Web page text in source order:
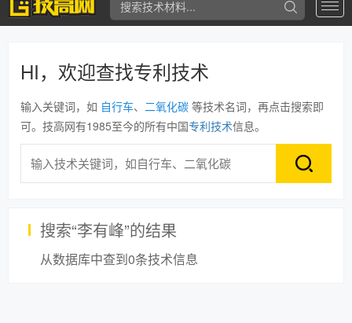
专
利
HI，欢迎查找专利技术
输入关键词，如 自行车、 二氧化碳 等技术名词，再点击搜索即
可。技高网有1985至今的所有中国专利技术信息。
搜索“李有峰”的结果
从数据库中查到0条技术信息